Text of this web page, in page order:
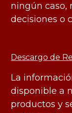
ningún caso,
decisiones o
Descargo de
La
disponible a
productos y